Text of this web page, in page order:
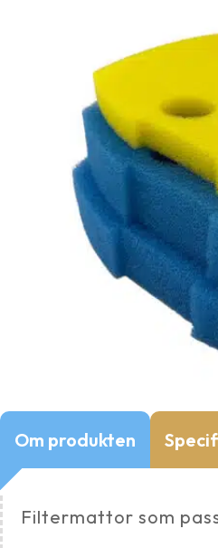
Om produkten
Filtermattor som